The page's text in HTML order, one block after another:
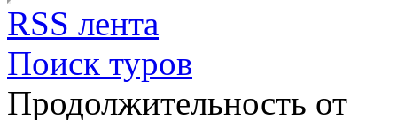
RSS лента
Поиск туров
Продолжительность от